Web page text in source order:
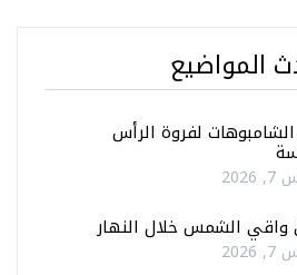
المواضيع
لفروة الرأس
واقي الشمس خلال النهار